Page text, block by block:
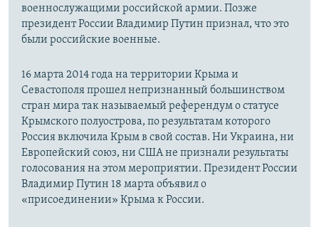
военнослужащими российской армии. Позже
президент России Владимир Путин признал, что это
были российские военные.
16 марта 2014 года на территории Крыма и
Севастополя прошел непризнанный большинством
стран мира так называемый референдум о статусе
Крымского полуострова, по результатам которого
Россия включила Крым в свой состав. Ни Украина, ни
Европейский союз, ни США не признали результаты
голосования на этом мероприятии. Президент России
Владимир Путин 18 марта объявил о
«присоединении» Крыма к России.